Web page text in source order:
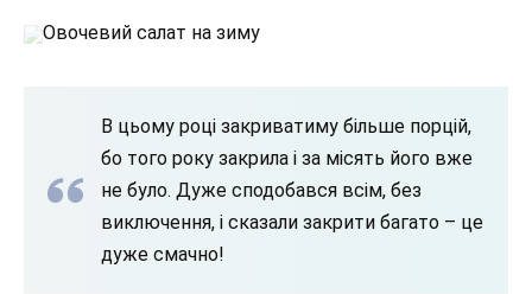
Овочевий салат на зиму
В цьому році закриватиму більше порцій,
бо того року закрила і за місять його вже
не було. Дуже сподобався всім, без
виключення, і сказали закрити багато – це
дуже смачно!